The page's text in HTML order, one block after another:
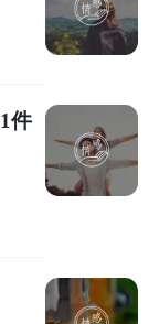
好...
回想自己的失
上感受到疼痛
痛
[1]。
件